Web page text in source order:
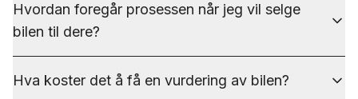
Hvordan foregår prosessen når jeg vil selge
bilen til dere?
Hva koster det å få en vurdering av bilen?